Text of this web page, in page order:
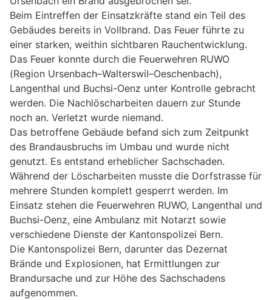
Beim Eintreffen der Einsatzkräfte stand ein Teil des
Gebäudes bereits in Vollbrand. Das Feuer führte zu
einer starken, weithin sichtbaren Rauchentwicklung.
Das Feuer konnte durch die Feuerwehren RUWO
(Region Ursenbach–Walterswil–Oeschenbach),
Langenthal und Buchsi-Oenz unter Kontrolle gebracht
werden. Die Nachlöscharbeiten dauern zur Stunde
noch an. Verletzt wurde niemand.
Das betroffene Gebäude befand sich zum Zeitpunkt
des Brandausbruchs im Umbau und wurde nicht
genutzt. Es entstand erheblicher Sachschaden.
Während der Löscharbeiten musste die Dorfstrasse für
mehrere Stunden komplett gesperrt werden. Im
Einsatz stehen die Feuerwehren RUWO, Langenthal und
Buchsi-Oenz, eine Ambulanz mit Notarzt sowie
verschiedene Dienste der Kantonspolizei Bern.
Die Kantonspolizei Bern, darunter das Dezernat
Brände und Explosionen, hat Ermittlungen zur
Brandursache und zur Höhe des Sachschadens
aufgenommen.